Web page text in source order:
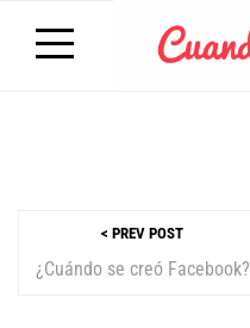
< PREV POST
¿Cuándo se creó Facebook?